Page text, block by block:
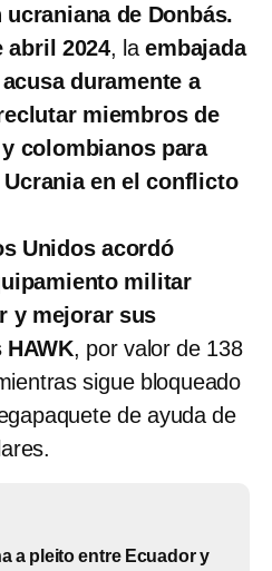
ucraniana de Donbás.
abril 2024, laembajada
duramente a
miembros de
colombianos para
en el conflicto
Unidos acordó
militar
y mejorar sus
, por valor de 138
sigue bloqueado
de ayuda de
a pleito entre Ecuador y